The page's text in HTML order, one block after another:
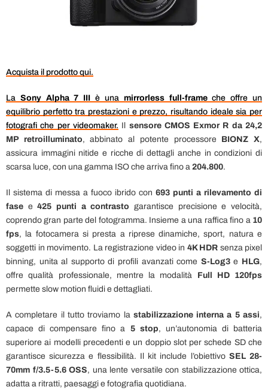
Acquista il prodotto qui.
La Sony Alpha 7 III è una mirrorless full-frameche offre un
equilibrio perfetto tra prestazioni e prezzo, risultando ideale sia per
fotografi che per videomaker. Il sensore CMOS Exmor R da 24,2
MP retroilluminato, abbinato al potente processore BIONZ X,
assicura immagini nitide e ricche di dettagli anche in condizioni di
scarsa luce, con una gamma ISO che arriva fino a 204.800.
Il sistema di messa a fuoco ibrido con 693 punti a rilevamento di
fase e425 punti a contrasto garantisce precisione e velocità,
coprendo gran parte del fotogramma. Insieme a una raffica fino a 10
fps, la fotocamera si presta a riprese dinamiche, sport, natura e
soggetti in movimento. La registrazione video in 4K HDR senza pixel
binning, unita al supporto di profili avanzati come S-Log3e HLG,
offre qualità professionale, mentre la modalità Full HD 120fps
permette slow motion fluidi e dettagliati.
A completare il tutto troviamo la stabilizzazione interna a 5 assi,
capace di compensare fino a 5 stop, un’autonomia di batteria
superiore ai modelli precedenti e un doppio slot per schede SD che
garantisce sicurezza e flessibilità. Il kit include l’obiettivo SEL 28-
70mm f/3.5-5.6 OSS, una lente versatile con stabilizzazione ottica,
adatta a ritratti, paesaggi e fotografia quotidiana.